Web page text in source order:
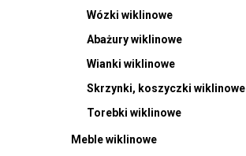
Wózki wiklinowe
Abażury wiklinowe
Wianki wiklinowe
Skrzynki, koszyczki wiklinowe
Torebki wiklinowe
Meble wiklinowe